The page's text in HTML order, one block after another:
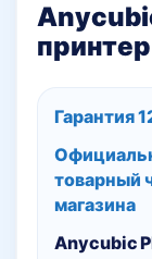
принтер
Гарантия
товарный
магазина
Anycubic